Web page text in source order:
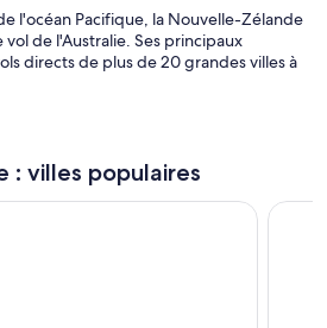
l'océan Pacifique, la Nouvelle-Zélande
de l'Australie. Ses principaux
directs de plus de 20 grandes villes à
: villes populaires